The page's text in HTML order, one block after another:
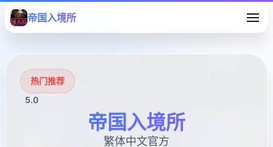
帝国入境所
热门推荐
5.0
帝国入境所
繁体中文官方